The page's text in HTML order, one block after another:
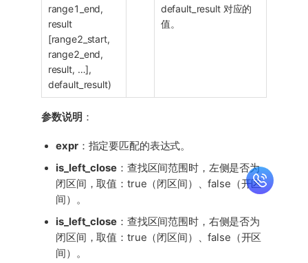
range1_end,
result
[range2_start,
range2_end,
result, …​],
default_result)
default_result 对应的
值。
参数说明 ：
expr：指定要匹配的表达式。
is_left_close ：查找区间范围时，左侧是否为
闭区间，取值：true（闭区间）、false（开区
间）。
is_left_close ：查找区间范围时，右侧是否为
闭区间，取值：true（闭区间）、false（开区
间）。